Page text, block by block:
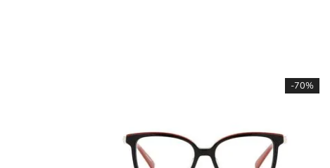
-70%